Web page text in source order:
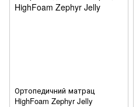
Ортопедичний матрац
HighFoam Zephyr Jelly